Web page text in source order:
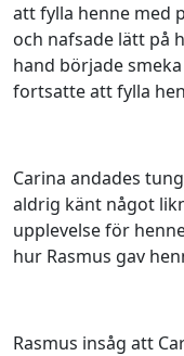
att fylla henne med
och nafsade lätt på
hand började
fortsatte att fylla
Carina andades
aldrig känt något
upplevelse för
hur Rasmus gav
Rasmus insåg att